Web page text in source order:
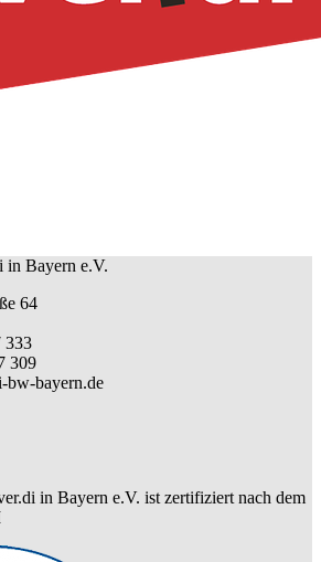
in Bayern e.V.
64
333
309
bw-bayern.de
in Bayern e.V. ist zertifiziert nach dem